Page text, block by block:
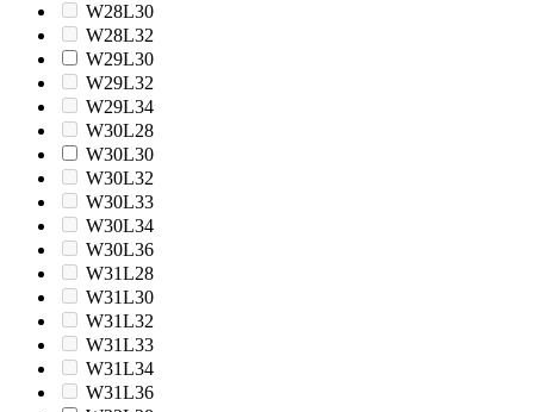
W28L30
W28L32
W29L30
W29L32
W29L34
W30L28
W30L30
W30L32
W30L33
W30L34
W30L36
W31L28
W31L30
W31L32
W31L33
W31L34
W31L36